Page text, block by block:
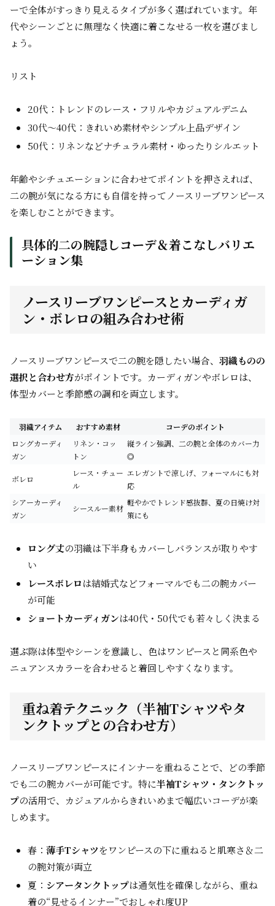
ーで全体がすっきり見えるタイプが多く選ばれています。年
代やシーンごとに無理なく快適に着こなせる一枚を選びまし
ょう。
リスト
20代：トレンドのレース・フリルやカジュアルデニム
30代～40代：きれいめ素材やシンプル上品デザイン
50代：リネンなどナチュラル素材・ゆったりシルエット
年齢やシチュエーションに合わせてポイントを押さえれば、
二の腕が気になる方にも自信を持ってノースリーブワンピース
を楽しむことができます。
具体的二の腕隠しコーデ＆着こなしバリエ
ーション集
ノースリーブワンピースとカーディガ
ン・ボレロの組み合わせ術
ノースリーブワンピースで二の腕を隠したい場合、 羽織ものの
選択と合わせ方がポイントです。カーディガンやボレロは、
体型カバーと季節感の調和を両立します。
羽織アイテム おすすめ素材
コーデのポイント
ロングカーディ
ガン
リネン・コッ
トン
縦ライン強調、二の腕と全体のカバー力
◎
ボレロ
レース・チュー
ル
エレガントで涼しげ、フォーマルにも対
応
シアーカーディ
ガン
シースルー素材
軽やかでトレンド感抜群、夏の日焼け対
策にも
ロング丈の羽織は下半身もカバーしバランスが取りやす
い
レースボレロは結婚式などフォーマルでも二の腕カバー
が可能
ショートカーディガンは40代・50代でも若々しく決まる
選ぶ際は体型やシーンを意識し、色はワンピースと同系色や
ニュアンスカラーを合わせると着回しやすくなります。
重ね着テクニック（半袖Tシャツやタ
ンクトップとの合わせ方）
ノースリーブワンピースにインナーを重ねることで、どの季節
でも二の腕カバーが可能です。特に半袖Tシャツ・タンクトッ
プの活用で、カジュアルからきれいめまで幅広いコーデが楽
しめます。
春： 薄手Tシャツをワンピースの下に重ねると肌寒さ＆二
の腕対策が両立
夏： シアータンクトップは通気性を確保しながら、重ね
着の“見せるインナー”でおしゃれ度UP